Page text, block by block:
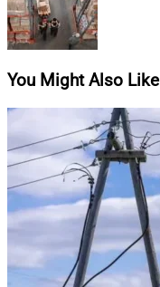
You Might Also Like